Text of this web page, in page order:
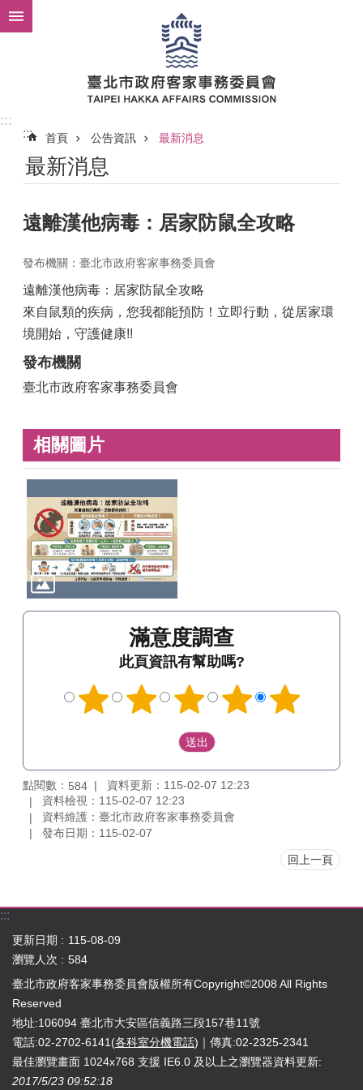
跳到主要內容區塊
:::
:::
首頁 公告資訊 最新消息
最新消息
遠離漢他病毒：居家防鼠全攻略
發布機關：臺北市政府客家事務委員會
遠離漢他病毒：居家防鼠全攻略
來自鼠類的疾病，您我都能預防！立即行動，從居家環
境開始，守護健康!!
發布機關
臺北市政府客家事務委員會
相關圖片
滿意度調查
此頁資訊有幫助嗎?
點閱數： 584
資料更新：115-02-07 12:23
資料檢視：115-02-07 12:23
資料維護：臺北市政府客家事務委員會
發布日期：115-02-07
回上一頁
:::
更新日期
115-08-09
瀏覽人次
584
臺北市政府客家事務委員會版權所有Copyright©2008 All Rights
Reserved
地址:106094 臺北市大安區信義路三段157巷11號
電話:02-2702-6141(各科室分機電話)｜傳真:02-2325-2341
最佳瀏覽畫面 1024x768 支援 IE6.0 及以上之瀏覽器資料更新:
2017/5/23 09:52:18